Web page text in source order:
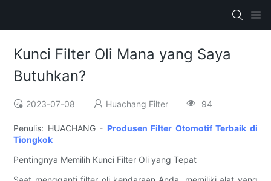
Kunci Filter Oli Mana yang Saya
Butuhkan?
2023-07-08 Huachang Filter 94
Penulis: HUACHANG - Produsen Filter Otomotif Terbaik di
Tiongkok
Pentingnya Memilih Kunci Filter Oli yang Tepat